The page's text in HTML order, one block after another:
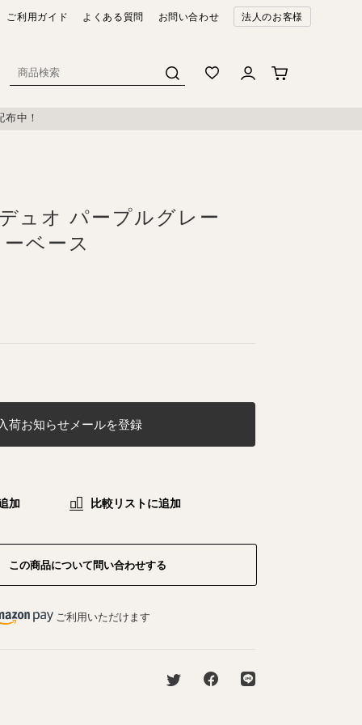
ご利用ガイド よくある質問 お問い合わせ 法人のお客様
中！
ュオ パープルグレー
ベース
荷お知らせメールを登録
加 比較リストに追加
この商品について問い合わせする
ご利用いただけます